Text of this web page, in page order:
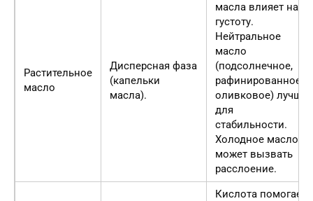
Растительное
масло
Дисперсная фаза
(капельки
масла).
масла влияет на
густоту.
Нейтральное
масло
(подсолнечное,
рафинированное
оливковое) лучше
для
стабильности.
Холодное масло
может вызвать
расслоение.
Кислота помогает